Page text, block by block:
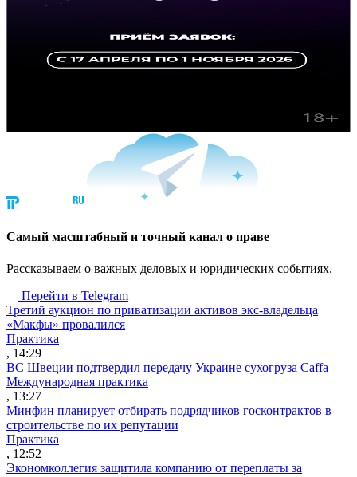
Cамый масштабный и точный канал о праве
Рассказываем о важных деловых и юридических событиях.
Перейти в Telegram
Третий аукцион по приватизации активов экс-владельца
«Макфы» провалился
Практика
, 14:29
ВС Швеции подтвердил передачу Украине сухогруза Caffa
Международная практика
, 13:27
Минфин планирует отбирать подрядчиков госконтрактов в
строительстве по их репутации
Практика
, 12:52
Экономколлегия защитила компанию от переплаты за